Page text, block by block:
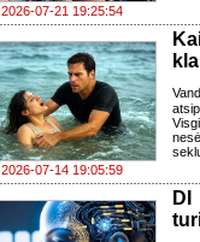
2026-07-21 19:25:54
2026-07-14 19:05:59